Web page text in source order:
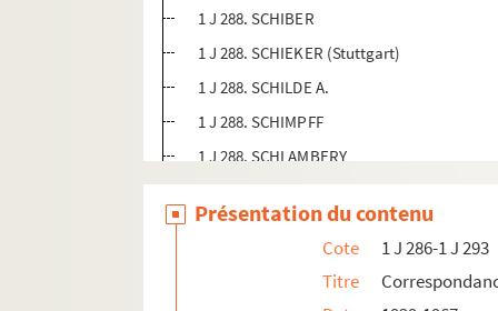
1 J 288. SCHIBER
1 J 288. SCHIEKER (Stuttgart)
1 J 288. SCHILDE A.
1 J 288. SCHIMPFF
1 J 288. SCHLAMBERY
1 J 288. SCHLEMMER
1 J 288. SCHLESINGER
1 J 288. SCHLUMBERGER Jean
1 J 288. SCHMERSHEIM Simone
Présentation du contenu
Cote
1 J 286-1 J 293
Titre